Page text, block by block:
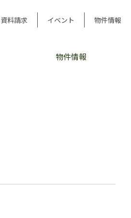
資料請求 イベント 物件情報
物件情報